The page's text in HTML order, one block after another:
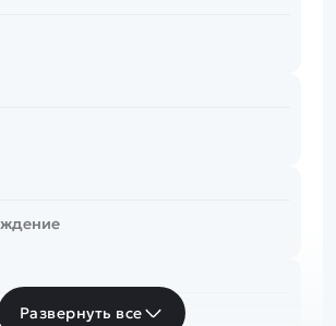
низком заряде
Развернуть все